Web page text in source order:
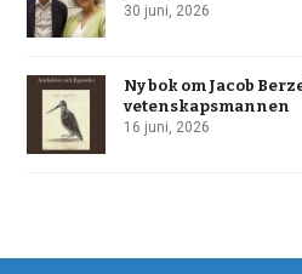
30 juni, 2026
Ny bok om Jacob
vetenskapsmannen
16 juni, 2026